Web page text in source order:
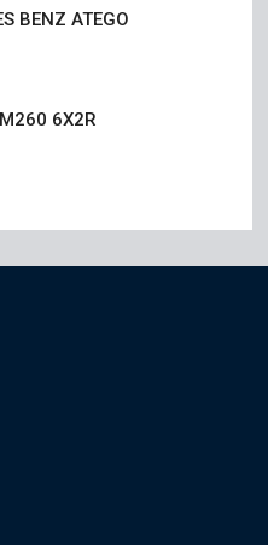
BENZ ATEGO
6X2R